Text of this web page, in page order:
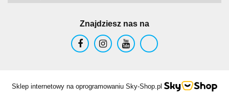
Znajdziesz nas na
Sklep internetowy na oprogramowaniu Sky-Shop.pl